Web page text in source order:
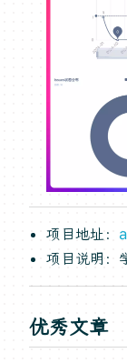
项目地址：
项目说明：
优秀文章